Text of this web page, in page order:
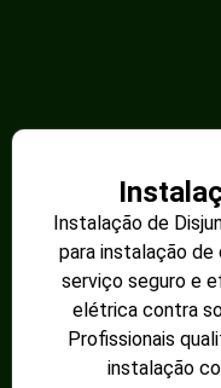
Instalação de
para instalação de
serviço seguro e
elétrica contra
Profissionais
instalação